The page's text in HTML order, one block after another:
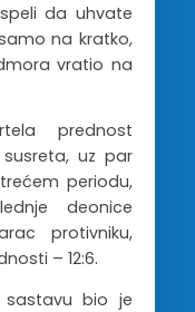
da uhvate
na kratko,
vratio na
prednost
uz par
periodu,
deonice
protivniku,
– 12:6.
sastavu bio je